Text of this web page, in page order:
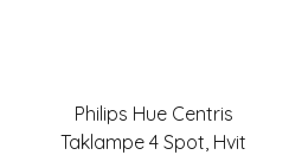
Philips Hue Centris
Taklampe 4 Spot, Hvit